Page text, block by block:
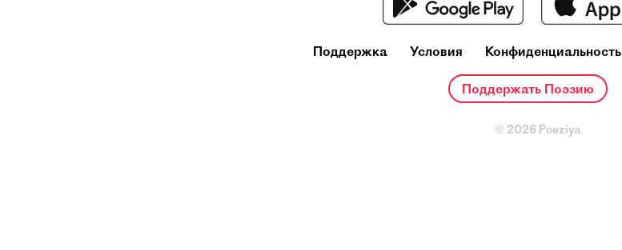
Поддержка Условия Конфиденциальность
Поддержать Поэзию
© 2026 Poeziya